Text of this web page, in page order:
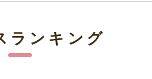
ランキング